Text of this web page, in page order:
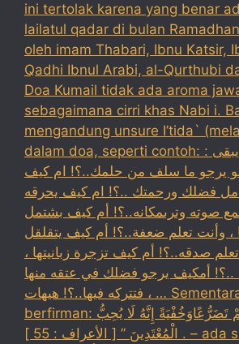
ini tertolak karena yang benar
lailatul qadar di bulan
oleh imam Thabari, Ibnu Katsir,
Qadhi Ibnul Arabi, al-Qurthubi
Doa Kumail tidak ada aroma
sebagaimana cirri khas Nabi i.
mengandung unsure I’tida`
dalam doa, seperti contoh: : يا مولاي…فكيف يبقى
يرجو ما سلف من حلمك..؟! ام كيف
يأمل فضلك ورحمتك ..؟! ام كيف يحرقه
صوته وترىمكانه..؟! أم كيف بشتمل
، وأنت تعلم ضعفة..؟! أم كيف يتقلقل
تعلم صدقه..؟! أم كيف تزجرة زبانيتها ،
..؟! أمكيف يرجو فضلك في عتقه منها
، فتتركه فيها..؟! هيهات … Sementara Allah telah
berfirman: ادْعُوا رَبَّكُمْ تَضَرُّعًاوَخُفْيَةً إِنَّهُ لَا يُحِبُّ
الْمُعْتَدِينَ ” [ الأعراف : 55 ] . – ada sajak yang